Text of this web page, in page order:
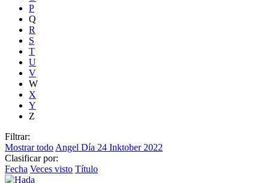
P
Q
R
S
T
U
V
W
X
Y
Z
Filtrar:
Mostrar todo Angel Día 24 Inktober 2022
Clasificar por:
Fecha Veces visto Título